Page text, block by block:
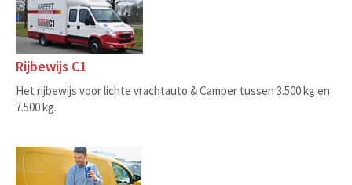
Rijbewijs C1
Het rijbewijs voor lichte vrachtauto & Camper tussen 3.500 kg en
7.500 kg.